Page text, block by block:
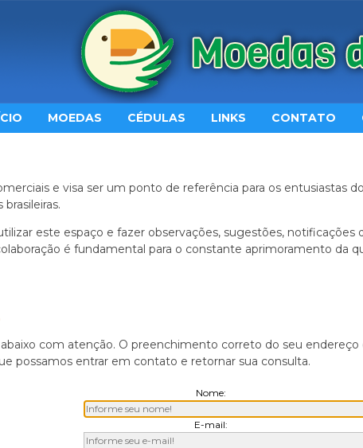
MOEDAS CÉDULAS LINKS CONTATO
e visa ser um ponto de referência para os entusiastas do
este espaço e fazer observações, sugestões, notificações
é fundamental para o constante aprimoramento da
com atenção. O preenchimento correto do seu endereço
possamos entrar em contato e retornar sua consulta.
Nome:
E-mail: